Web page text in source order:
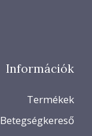
Információk
Termékek
Betegségkereső